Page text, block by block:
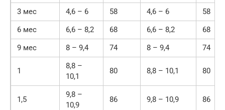
3 мес
4,6 – 6 58 4,6 – 6
58
6 мес
6,6 – 8,2 68 6,6 – 8,2
68
9 мес
8 – 9,4 74 8 – 9,4 74
1
8,8 –
10,1
80 8,8 – 10,1 80
1,5
9,8 –
10,9
86 9,8 – 10,9 86